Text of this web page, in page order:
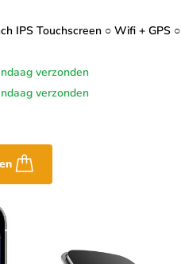
IPS Touchscreen ○ Wifi + GPS ○
verzonden
verzonden